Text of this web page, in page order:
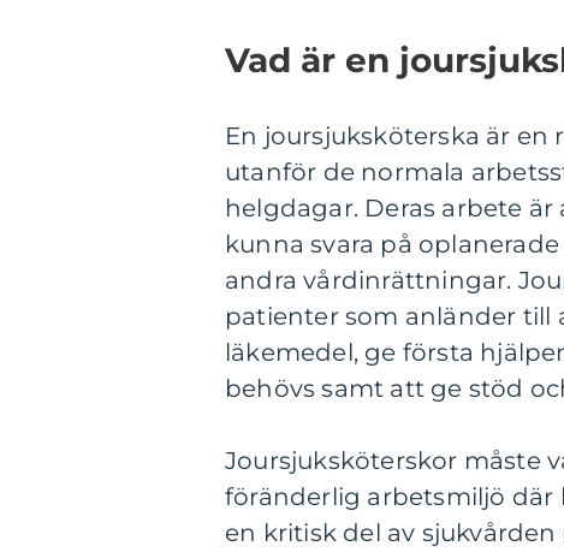
Vad är en
En joursjuksköterska är
utanför de normala
helgdagar. Deras arbete
kunna svara på
andra vårdinrättningar.
patienter som anländer
läkemedel, ge första
behövs samt att ge stöd
Joursjuksköterskor måste
föränderlig arbetsmiljö där
en kritisk del av